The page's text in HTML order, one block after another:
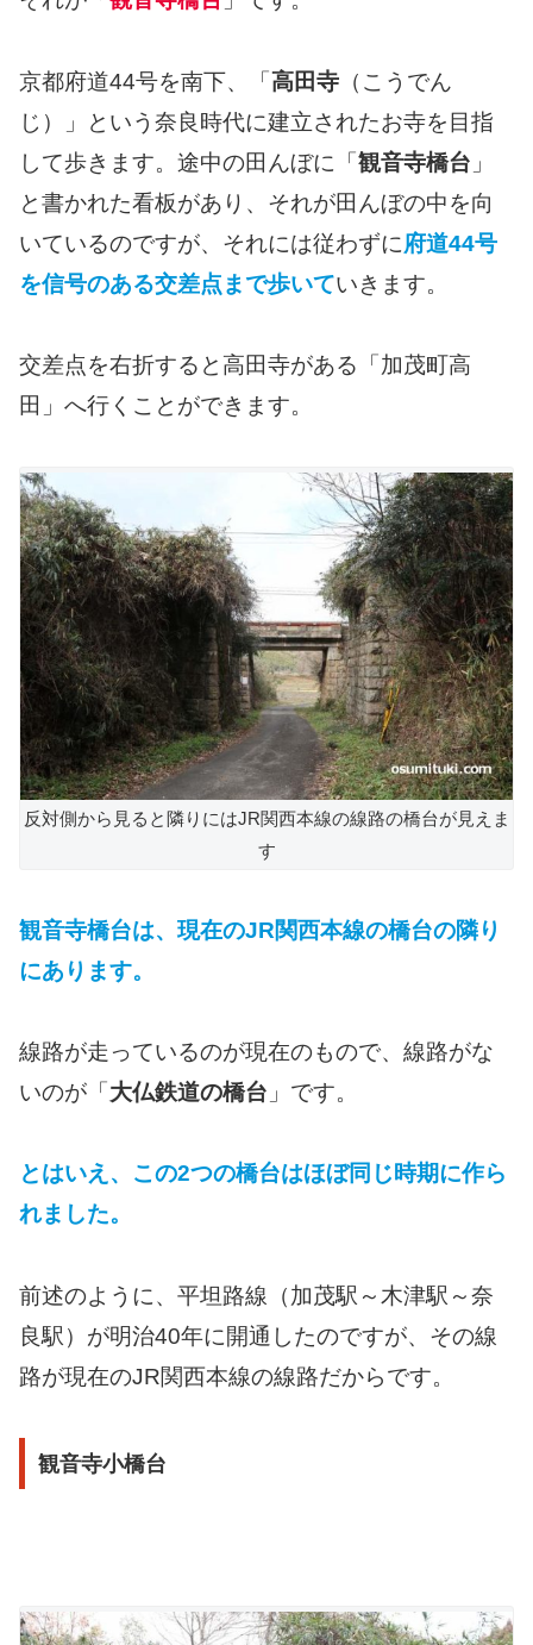
京都府道44号を南下、「高田寺 （こうでん
じ）」という奈良時代に建立されたお寺を目指
して歩きます。途中の田んぼに「観音寺橋台 」
と書かれた看板があり、それが田んぼの中を向
いているのですが、それには従わずに府道44号
を信号のある交差点まで歩いていきます。
交差点を右折すると高田寺がある「加茂町高
田」へ行くことができます。
反対側から見ると隣りにはJR関西本線の線路の橋台が見えま
す
観音寺橋台は、現在のJR関西本線の橋台の隣り
にあります。
線路が走っているのが現在のもので、線路がな
いのが「 大仏鉄道の橋台 」です。
とはいえ、この2つの橋台はほぼ同じ時期に作ら
れました。
前述のように、平坦路線（加茂駅～木津駅～奈
良駅）が明治40年に開通したのですが、その線
路が現在のJR関西本線の線路だからです。
観音寺小橋台